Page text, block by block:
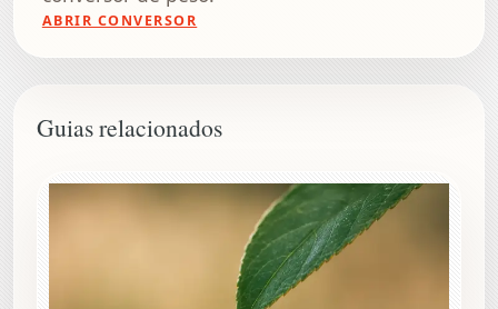
ABRIR CONVERSOR
Guias relacionados